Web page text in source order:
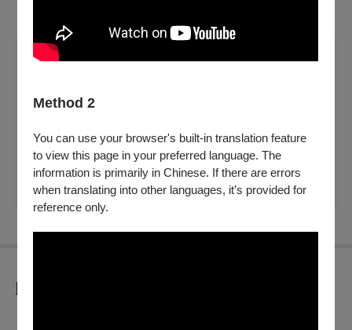
Method 2
You can use your browser's built-in translation feature
to view this page in your preferred language. The
information is primarily in Chinese. If there are errors
when translating into other languages, it’s provided for
reference only.
※如有購買本節目輪椅席及輪椅陪同席需求，可先電洽
或於服務時間至OPENTIX
四大服務處
購買。